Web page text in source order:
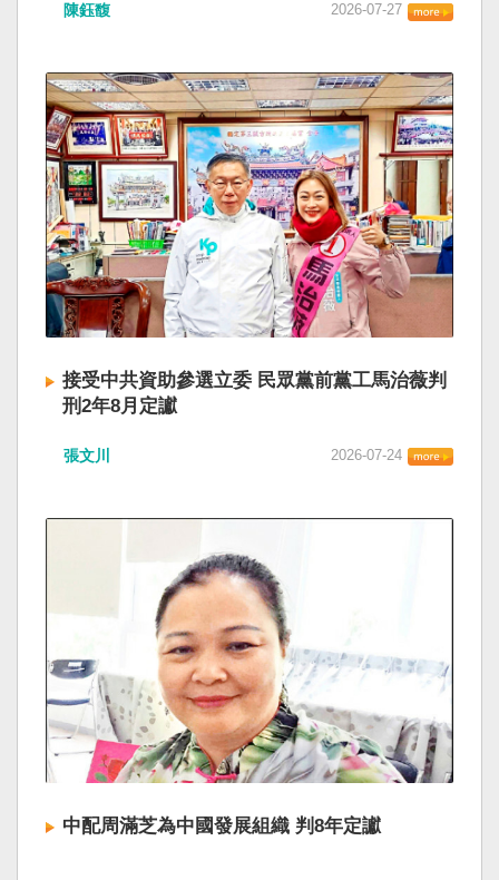
陳鈺馥 2026-07-27
接受中共資助參選立委 民眾黨前黨工馬治薇判
刑2年8月定讞
張文川 2026-07-24
中配周滿芝為中國發展組織 判8年定讞